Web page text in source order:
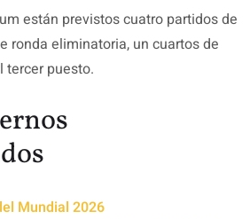
están previstos cuatro partidos de
ronda eliminatoria, un cuartos de
tercer puesto.
Mundial 2026